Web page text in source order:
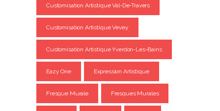
Customisation Artistique Val-De-Travers
Customisation Artistique Vevey
Customisation Artistique Yverdon-Les-Bains
Eazy One Expression Artistique
Fresque Murale Fresques Murales